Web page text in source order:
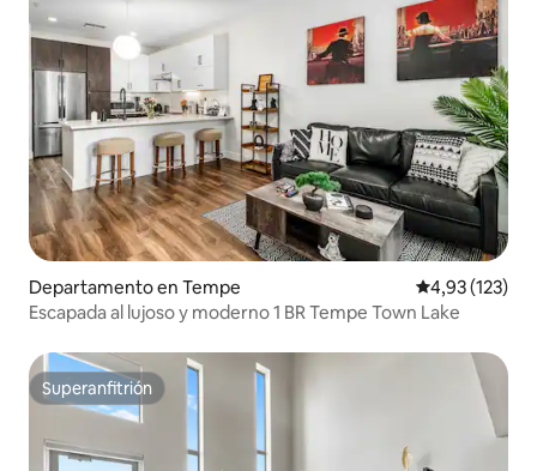
Departamento en Tempe Calificación
4,93 (123)
Escapada al lujoso y moderno 1 BR Tempe Town Lake
Superanfitrión
Superanfitrión